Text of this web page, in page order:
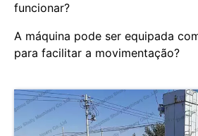
funcionar?
A máquina pode ser equipada
para facilitar a movimentação?